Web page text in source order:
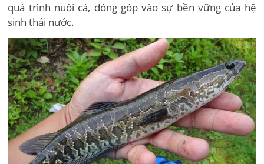
quá trình nuôi cá, đóng góp vào sự bền vững của hệ
sinh thái nước.